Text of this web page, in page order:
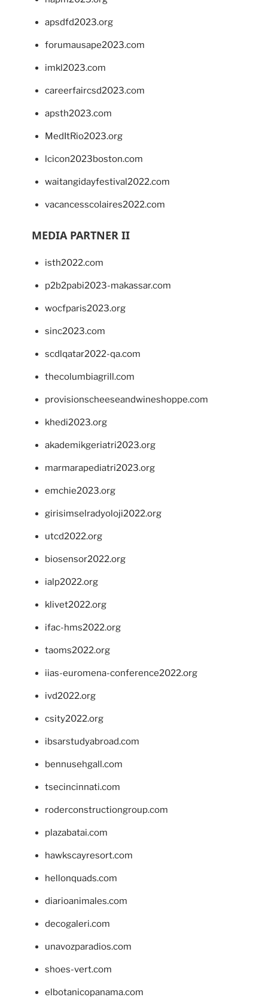
apsdfd2023.org
forumausape2023.com
imkl2023.com
careerfaircsd2023.com
apsth2023.com
MedItRio2023.org
lcicon2023boston.com
waitangidayfestival2022.com
vacancesscolaires2022.com
MEDIA PARTNER II
isth2022.com
p2b2pabi2023-makassar.com
wocfparis2023.org
sinc2023.com
scdlqatar2022-qa.com
thecolumbiagrill.com
provisionscheeseandwineshoppe.com
khedi2023.org
akademikgeriatri2023.org
marmarapediatri2023.org
emchie2023.org
girisimselradyoloji2022.org
utcd2022.org
biosensor2022.org
ialp2022.org
klivet2022.org
ifac-hms2022.org
taoms2022.org
iias-euromena-conference2022.org
ivd2022.org
csity2022.org
ibsarstudyabroad.com
bennusehgall.com
tsecincinnati.com
roderconstructiongroup.com
plazabatai.com
hawkscayresort.com
hellonquads.com
diarioanimales.com
decogaleri.com
unavozparadios.com
shoes-vert.com
elbotanicopanama.com